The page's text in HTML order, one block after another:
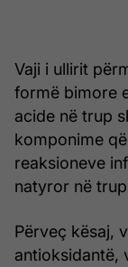
Vaji i ullirit
formë bimore
acide në trup
komponime
reaksioneve
natyror në
Përveç kësaj,
antioksidantë,